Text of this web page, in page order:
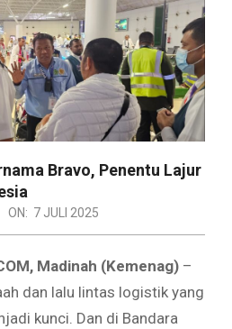
Bravo, Penentu Lajur
ON: 7 JULI 2025
Madinah (Kemenag) –
dan lalu lintas logistik yang
kunci. Dan di Bandara